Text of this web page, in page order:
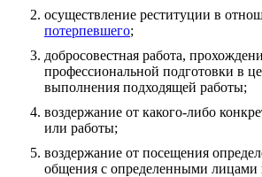
осуществление реституции в
потерпевшего;
добросовестная работа,
профессиональной подготовки в
выполнения подходящей работы;
воздержание от какого-либо
или работы;
воздержание от посещения
общения с определенными лицами